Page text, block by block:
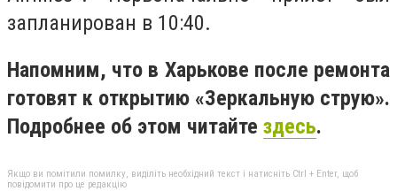
запланирован в 10:40.
Напомним, что в Харькове после ремонта
готовят к открытию «Зеркальную струю».
Подробнее об этом читайте здесь.
Якщо ви помітили помилку, виділіть необхідний текст і натисніть Ctrl + Enter, щоб
повідомити про це редакцію